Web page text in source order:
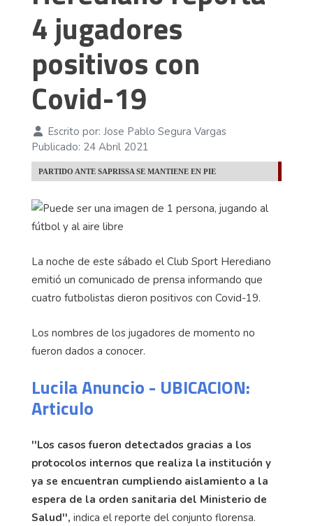
4 jugadores
positivos con
Covid-19
Escrito por: Jose Pablo Segura Vargas
Publicado: 24 Abril 2021
PARTIDO ANTE SAPRISSA SE MANTIENE EN PIE
La noche de este sábado el Club Sport Herediano
emitió un comunicado de prensa informando que
cuatro futbolistas dieron positivos con Covid-19.
Los nombres de los jugadores de momento no
fueron dados a conocer.
Lucila Anuncio - UBICACION:
Articulo
''Los casos fueron detectados gracias a los
protocolos internos que realiza la institución y
ya se encuentran cumpliendo aislamiento a la
espera de la orden sanitaria del Ministerio de
Salud'', indica el reporte del conjunto florensa.